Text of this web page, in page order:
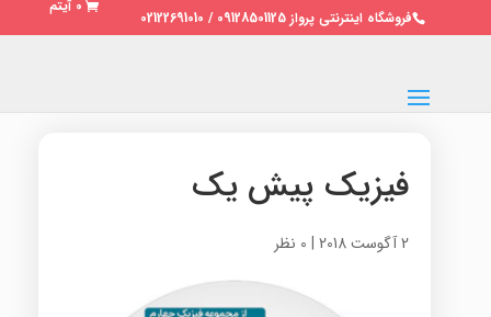
فروشگاه اینترنتی پرواز 09128501125 / 02122691010
0 آیتم
فیزیک پیش یک
2 آگوست 2018 | 0 نظر